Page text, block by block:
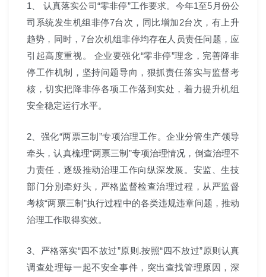
1、 认真落实公司“零非停”工作要求。今年1至5月份公
司系统发生机组非停7台次，同比增加2台次，有上升
趋势，同时，7台次机组非停均存在人员责任问题，应
引起高度重视。 企业要强化“零非停”理念，完善降非
停工作机制，坚持问题导向，狠抓责任落实与监督考
核，切实把降非停各项工作落到实处，着力提升机组
安全稳定运行水平。
2、强化“两票三制”专项治理工作。企业分管生产领导
牵头，认真梳理“两票三制”专项治理情况，倒查治理不
力责任，逐级推动治理工作向纵深发展。安监、生技
部门分別牵好头，严格监督检查治理过程，从严监督
考核“两票三制”执行过程中的各类违规违章问题，推动
治理工作取得实效。
3、严格落实“四不故过”原则.按照“四不放过”原则认真
调查处理毎一起不安全事件，突出查找管理原因，深